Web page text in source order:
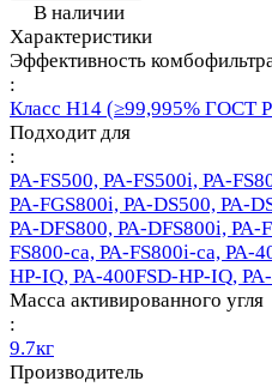
В наличии
Характеристики
Эффективность
:
Класс Н14 (≥99,995% ГОСТ
Подходит для
:
PA-FS500, PA-FS500i, PA-
PA-FGS800i, PA-DS500, PA-
PA-DFS800, PA-DFS800i, PA-
FS800-ca, PA-FS800i-ca, PA-
HP-IQ, PA-400FSD-HP-IQ,
Масса активированного угля
:
9.7кг
Производитель